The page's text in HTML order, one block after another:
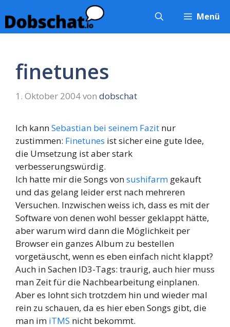
Inhalt
springen
Menü
finetunes
1. Oktober 2004von dobschat
Ich kannSebastian bei seinem Fazit nur
zustimmen: Finetunes ist sicher eine gute Idee,
die Umsetzung ist aber stark
verbesserungswürdig.
Ich hatte mir die Songs vonsushifarm gekauft
und das gelang leider erst nach mehreren
Versuchen. Inzwischen weiss ich, dass es mit der
Software von denen wohl besser geklappt hätte,
aber warum wird dann die Möglichkeit per
Browser ein ganzes Album zu bestellen
vorgetäuscht, wenn es eben einfach nicht klappt?
Auch in Sachen ID3-Tags: traurig, auch hier muss
man Zeit für die Nachbearbeitung einplanen.
Aber es lohnt sich trotzdem hin und wieder mal
rein zu schauen, da es hier eben Songs gibt, die
man im iTMS nicht bekommt.